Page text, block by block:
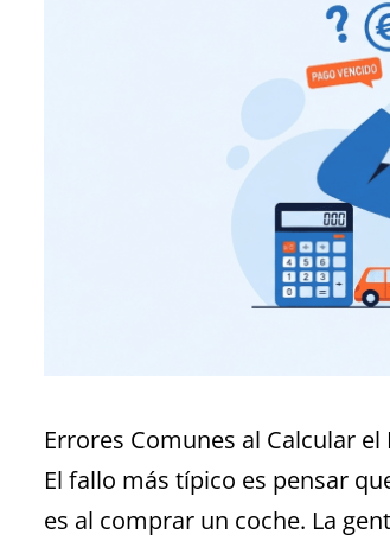
Errores Comunes al Calcular
El fallo más típico es pensar
es al comprar un coche. La